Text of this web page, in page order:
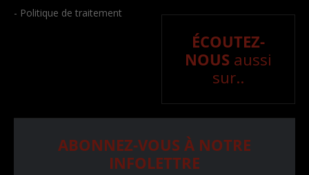
- Politique de traitement
ÉCOUTEZ-
NOUS aussi
sur..
ABONNEZ-VOUS À NOTRE
INFOLETTRE